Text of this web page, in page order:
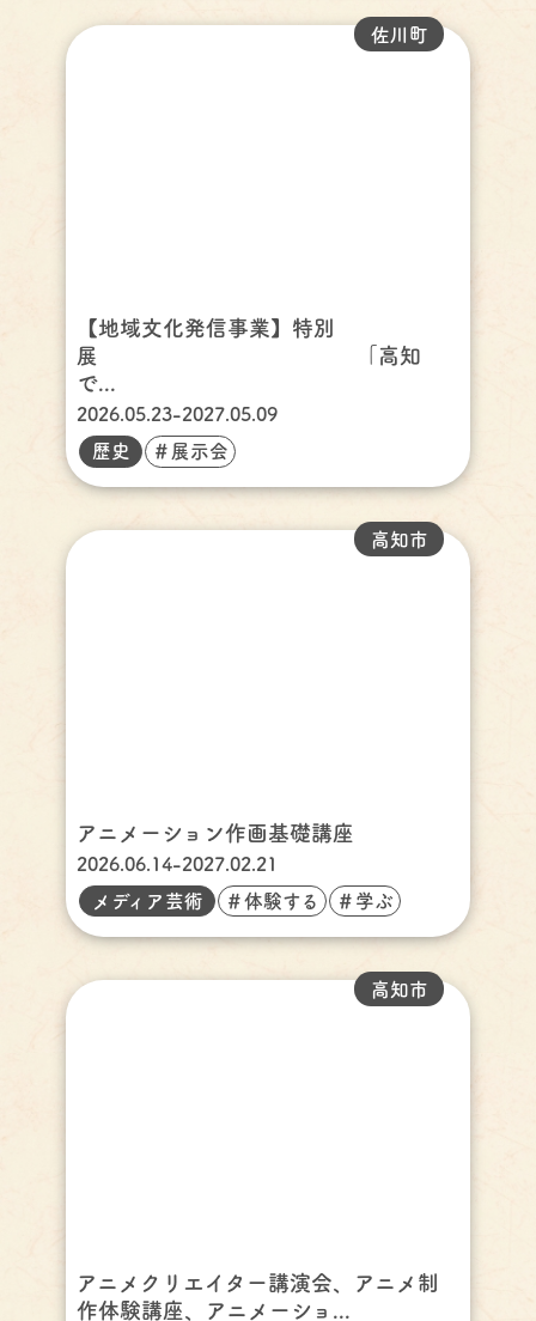
【地域文化発信事業】特別
展 「高知
で...
佐川町
2026.05.23-2027.05.09
歴史
＃展示会
アニメーション作画基礎講座
高知市
2026.06.14-2027.02.21
メディア芸術
＃体験する ＃学ぶ
アニメクリエイター講演会、アニメ制
作体験講座、アニメーショ...
高知市